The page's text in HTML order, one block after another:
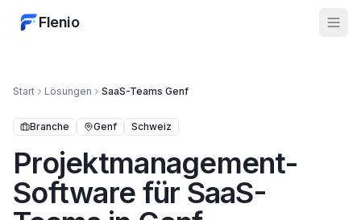
Flenio
Start Lösungen SaaS-Teams Genf
Branche Genf Schweiz
Projektmanagement-
Software für SaaS-